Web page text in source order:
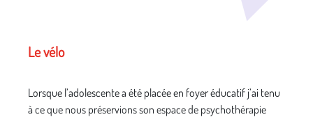
Le vélo
Lorsque l’adolescente a été placée en foyer éducatif j’ai tenu
à ce que nous préservions son espace de psychothérapie